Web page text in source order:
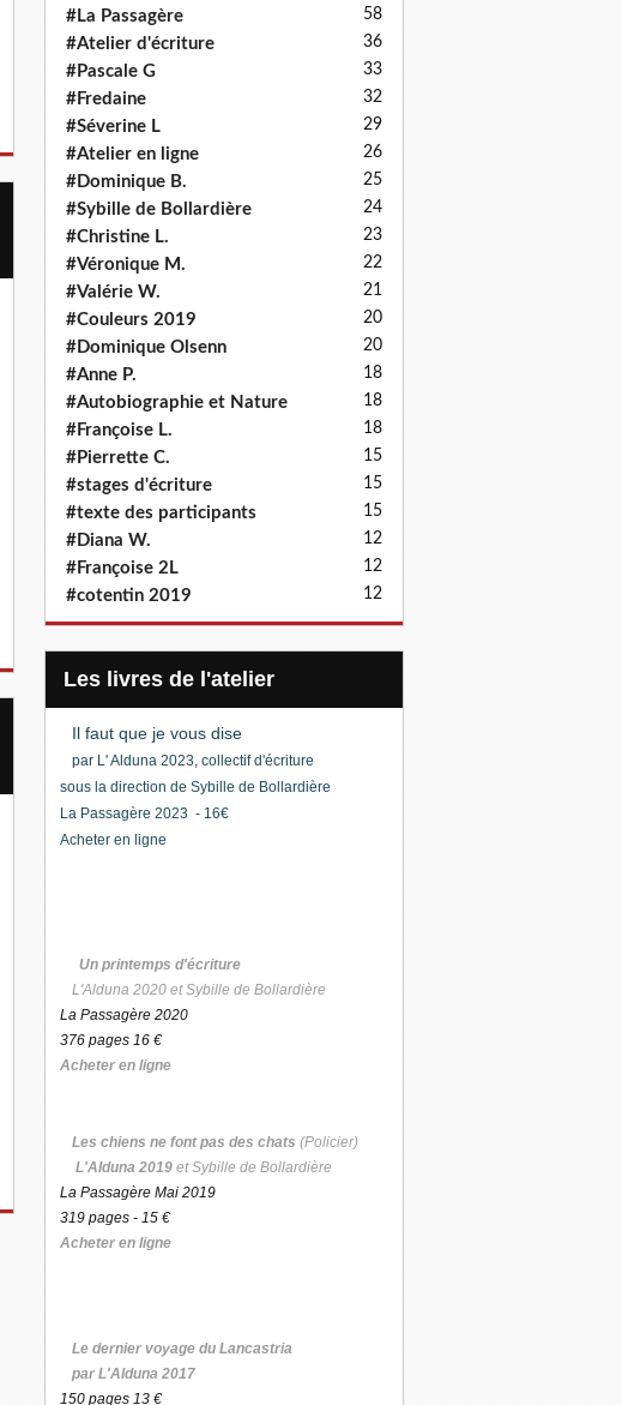
#La Passagère 58
#Atelier d'écriture 36
#Pascale G 33
#Fredaine 32
#Séverine L 29
#Atelier en ligne 26
#Dominique B. 25
#Sybille de Bollardière 24
#Christine L. 23
#Véronique M. 22
#Valérie W. 21
#Couleurs 2019 20
#Dominique Olsenn 20
#Anne P. 18
#Autobiographie et Nature 18
#Françoise L. 18
#Pierrette C. 15
#stages d'écriture 15
#texte des participants 15
#Diana W. 12
#Françoise 2L 12
#cotentin 2019 12
Les livres de l'atelier
Il faut que je vous dise
par L' Alduna 2023, collectif d'écriture
sous la direction de Sybille de Bollardière
La Passagère 2023 - 16€
Acheter en ligne
Un printemps d'écriture
L'Alduna 2020 et Sybille de Bollardière
La Passagère 2020
376 pages 16 €
Acheter en ligne
Les chiens ne font pas des chats (Policier)
L'Alduna 2019 et Sybille de Bollardière
La Passagère Mai 2019
319 pages - 15 €
Acheter en ligne
Le dernier voyage du Lancastria
par L'Alduna 2017
150 pages 13 €